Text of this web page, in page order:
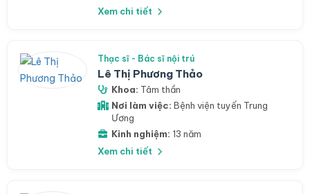
Xem chi tiết
Thạc sĩ - Bác sĩ nội trú
Lê Thị Phương Thảo
Khoa: Tâm thần
Nơi làm việc: Bệnh viện tuyến Trung
Ương
Kinh nghiệm: 13 năm
Xem chi tiết